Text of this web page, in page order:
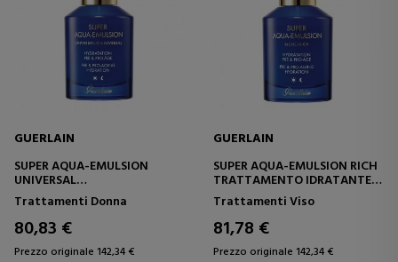
GUERLAIN
SUPER AQUA-EMULSION
UNIVERSAL
TRATTAMENTO IDRATANTE
CONCENTRATO
Trattamenti Donna
80,83 €
Prezzo originale 142,34 €
GUERLAIN
SUPER AQUA-EMULSION RICH
TRATTAMENTO IDRATANTE
CONCENTRATO
Trattamenti Viso
81,78 €
Prezzo originale 142,34 €